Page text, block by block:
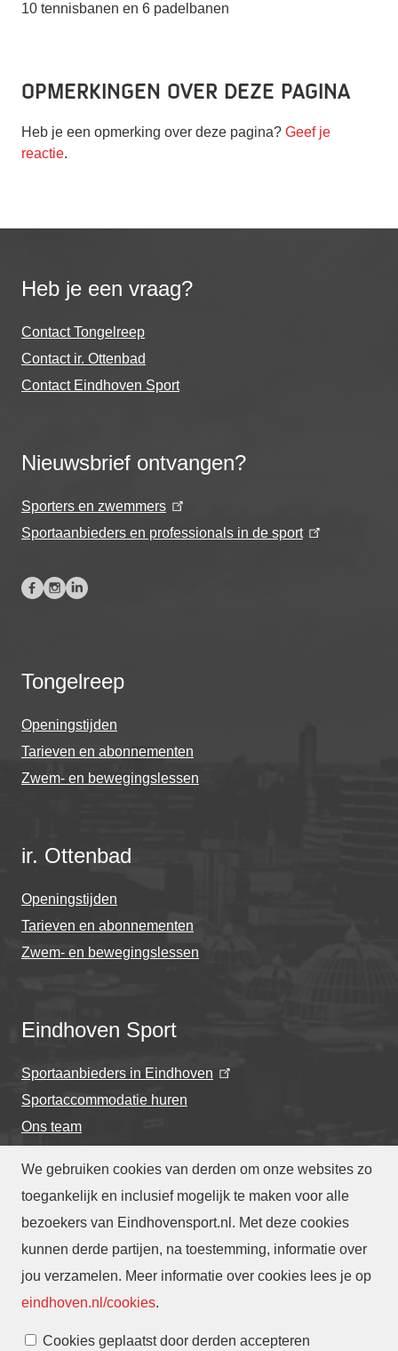
We gebruiken cookies van derden om onze websites zo
toegankelijk en inclusief mogelijk te maken voor alle
bezoekers van Eindhovensport.nl. Met deze cookies
kunnen derde partijen, na toestemming, informatie over
jou verzamelen. Meer informatie over cookies lees je op
eindhoven.nl/cookies.
Cookies geplaatst door derden accepteren
10 tennisbanen en 6 padelbanen
Opmerkingen over deze pagina
Heb je een opmerking over deze pagina? Geef je
reactie.
Heb je een vraag?
Contact Tongelreep
Contact ir. Ottenbad
Contact Eindhoven Sport
Nieuwsbrief ontvangen?
Sporters en zwemmers
Sportaanbieders en professionals in de sport
Tongelreep
Openingstijden
Tarieven en abonnementen
Zwem- en bewegingslessen
ir. Ottenbad
Openingstijden
Tarieven en abonnementen
Zwem- en bewegingslessen
Eindhoven Sport
Sportaanbieders in Eindhoven
Sportaccommodatie huren
Ons team
Privacyverklaring-Cookieverklaring
-Toegankelijkheidsverklaring -Webarchief
-
Translate
Cookies beheren